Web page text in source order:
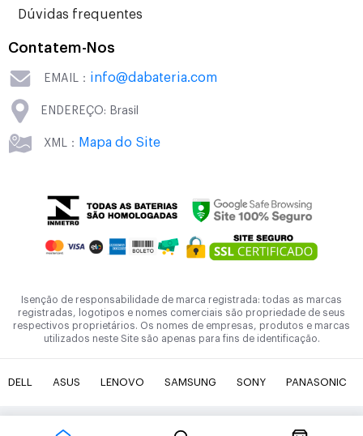
Dúvidas frequentes
Contatem-Nos
EMAIL： info@dabateria.com
ENDEREÇO: Brasil
XML： Mapa do Site
Isenção de responsabilidade de marca registrada: todas as marcas
registradas, logotipos e nomes comerciais são propriedade de seus
respectivos proprietários. Os nomes de empresas, produtos e marcas
utilizados neste Site são apenas para fins de identificação.
DELL ASUS LENOVO SAMSUNG SONY PANASONIC